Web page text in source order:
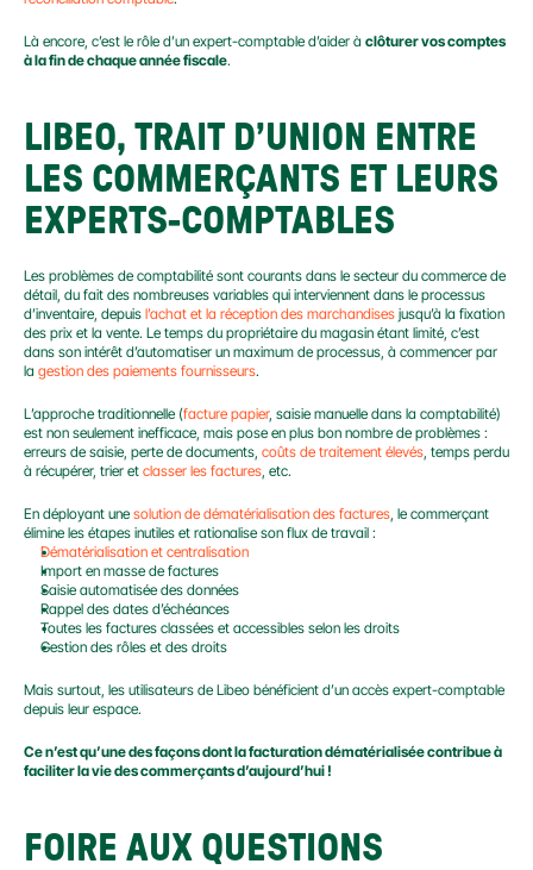
Là encore, c’est le rôle d’un expert-comptable d’aider à clôturer vos comptes
à la fin de chaque année fiscale.
LIBEO, TRAIT D’UNION ENTRE
LES COMMERÇANTS ET LEURS
EXPERTS-COMPTABLES
Les problèmes de comptabilité sont courants dans le secteur du commerce de
détail, du fait des nombreuses variables qui interviennent dans le processus
d’inventaire, depuis l’achat et la réception des marchandises jusqu’à la fixation
des prix et la vente. Le temps du propriétaire du magasin étant limité, c’est
dans son intérêt d’automatiser un maximum de processus, à commencer par
la gestion des paiements fournisseurs.
L’approche traditionnelle (facture papier, saisie manuelle dans la comptabilité)
est non seulement inefficace, mais pose en plus bon nombre de problèmes :
erreurs de saisie, perte de documents, coûts de traitement élevés, temps perdu
à récupérer, trier et classer les factures, etc.
En déployant une solution de dématérialisation des factures, le commerçant
élimine les étapes inutiles et rationalise son flux de travail :
Dématérialisation et centralisation
Import en masse de factures
Saisie automatisée des données
Rappel des dates d’échéances
Toutes les factures classées et accessibles selon les droits
Gestion des rôles et des droits
Mais surtout, les utilisateurs de Libeo bénéficient d’un accès expert-comptable
depuis leur espace.
Ce n’est qu’une des façons dont la facturation dématérialisée contribue à
faciliter la vie des commerçants d’aujourd’hui !
FOIRE AUX QUESTIONS